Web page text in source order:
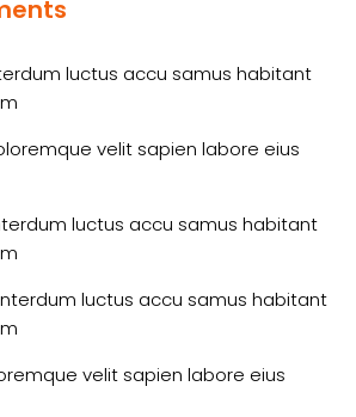
luctus accu samus habitant
velit sapien labore eius
luctus accu samus habitant
luctus accu samus habitant
velit sapien labore eius